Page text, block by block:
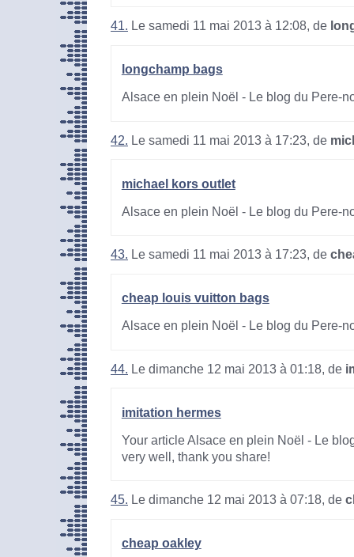
41. Le samedi 11 mai 2013 à 12:08, de
longchamp bags
Alsace en plein Noël - Le blog du Pere-
42. Le samedi 11 mai 2013 à 17:23, de
michael kors outlet
Alsace en plein Noël - Le blog du Pere-
43. Le samedi 11 mai 2013 à 17:23, de
cheap louis vuitton bags
Alsace en plein Noël - Le blog du Pere-
44. Le dimanche 12 mai 2013 à 01:18, de
imitation hermes
Your article Alsace en plein Noël - Le
very well, thank you share!
45. Le dimanche 12 mai 2013 à 07:18, de
cheap oakley